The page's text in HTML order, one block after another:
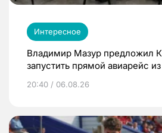
Интересное
Владимир Мазур предложил
запустить прямой авиарейс
20:40 / 06.08.26